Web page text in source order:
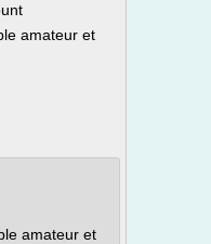
amateur et
amateur et